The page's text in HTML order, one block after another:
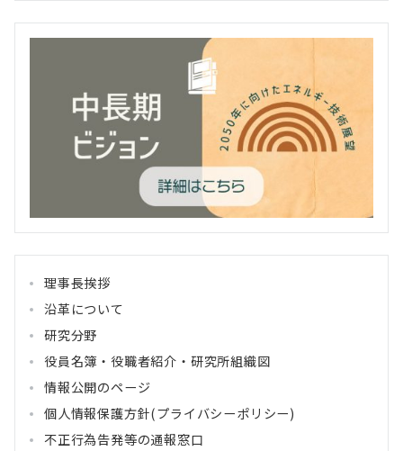
理事長挨拶
沿革について
研究分野
役員名簿・役職者紹介・研究所組織図
情報公開のページ
個人情報保護方針(プライバシーポリシー)
不正行為告発等の通報窓口